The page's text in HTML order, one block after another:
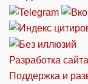
Разработка
Поддержка и